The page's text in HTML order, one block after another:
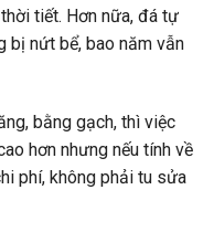
tiết. Hơn nữa, đá tự
bị nứt bể, bao năm vẫn
bằng gạch, thì việc
hơn nhưng nếu tính về
phí, không phải tu sửa